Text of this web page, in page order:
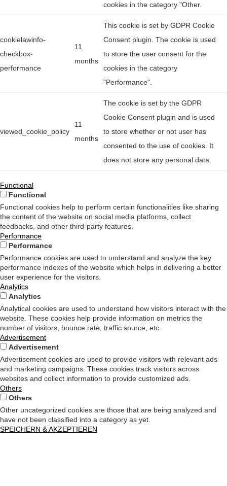
cookies in the category "Other.
cookielawinfo-
checkbox-
performance
11
months
This cookie is set by GDPR Cookie
Consent plugin. The cookie is used
to store the user consent for the
cookies in the category
"Performance".
viewed_cookie_policy
11
months
The cookie is set by the GDPR
Cookie Consent plugin and is used
to store whether or not user has
consented to the use of cookies. It
does not store any personal data.
Functional
Functional
Functional cookies help to perform certain functionalities like sharing
the content of the website on social media platforms, collect
feedbacks, and other third-party features.
Performance
Performance
Performance cookies are used to understand and analyze the key
performance indexes of the website which helps in delivering a better
user experience for the visitors.
Analytics
Analytics
Analytical cookies are used to understand how visitors interact with the
website. These cookies help provide information on metrics the
number of visitors, bounce rate, traffic source, etc.
Advertisement
Advertisement
Advertisement cookies are used to provide visitors with relevant ads
and marketing campaigns. These cookies track visitors across
websites and collect information to provide customized ads.
Others
Others
Other uncategorized cookies are those that are being analyzed and
have not been classified into a category as yet.
SPEICHERN & AKZEPTIEREN